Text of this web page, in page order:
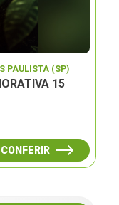
PAULISTA (SP)
15
CONFERIR